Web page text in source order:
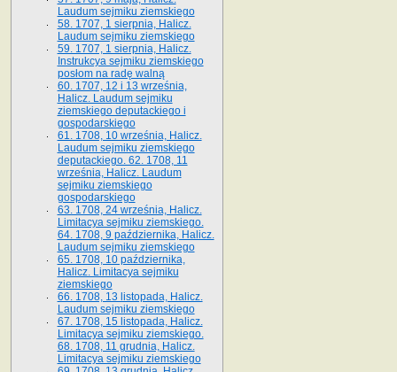
Laudum sejmiku ziemskiego
58. 1707, 1 sierpnia, Halicz.
Laudum sejmiku ziemskiego
59. 1707, 1 sierpnia, Halicz.
Instrukcya sejmiku ziemskiego
posłom na radę walną
60. 1707, 12 i 13 września,
Halicz. Laudum sejmiku
ziemskiego deputackiego i
gospodarskiego
61. 1708, 10 września, Halicz.
Laudum sejmiku ziemskiego
deputackiego. 62. 1708, 11
września, Halicz. Laudum
sejmiku ziemskiego
gospodarskiego
63. 1708, 24 września, Halicz.
Limitacya sejmiku ziemskiego.
64. 1708, 9 października, Halicz.
Laudum sejmiku ziemskiego
65­. 1708, 10 października,
Halicz. Limitacya sejmiku
ziemskiego
66. 1708, 13 listopada, Halicz.
Laudum sejmiku ziemskiego
67. 1708, 15 listopada, Halicz.
Limitacya sejmiku ziemskiego.
68. 1708, 11 grudnia, Halicz.
Limitacya sejmiku ziemskiego